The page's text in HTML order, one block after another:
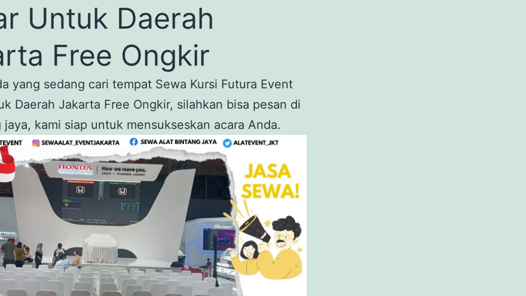
Untuk Daerah
Free Ongkir
yang sedang cari tempat Sewa Kursi Futura Event
Daerah Jakarta Free Ongkir, silahkan bisa pesan di
kami siap untuk mensukseskan acara Anda.